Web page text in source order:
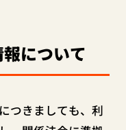
について
つきましても、利